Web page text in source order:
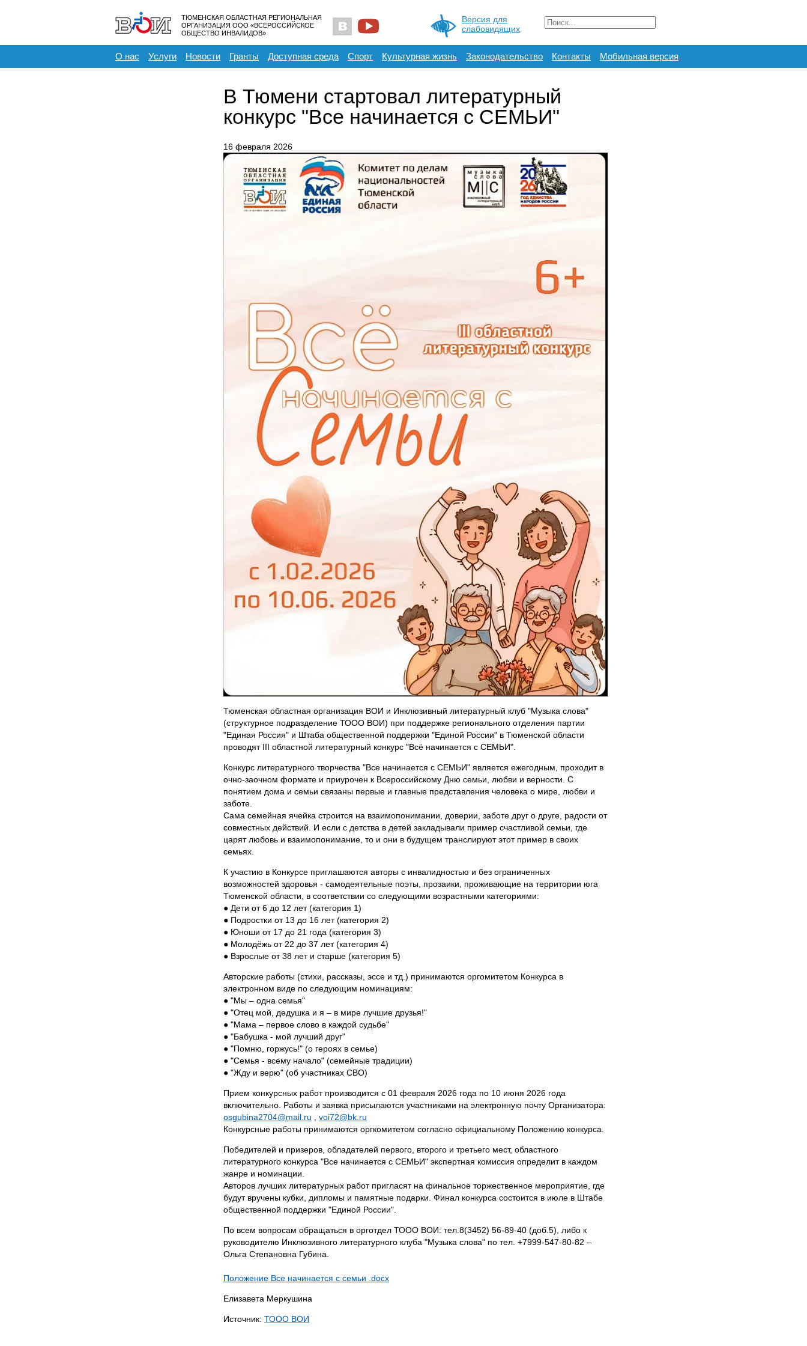
ТЮМЕНСКАЯ ОБЛАСТНАЯ РЕГИОНАЛЬНАЯ
ОРГАНИЗАЦИЯ ООО «ВСЕРОССИЙСКОЕ
ОБЩЕСТВО ИНВАЛИДОВ»
Версия для
слабовидящих
О нас Услуги Новости Гранты Доступная среда Спорт Культурная жизнь Законодательство Контакты Мобильная версия
В Тюмени стартовал литературный
конкурс "Все начинается с СЕМЬИ"
16 февраля 2026
Тюменская областная организация ВОИ и Инклюзивный литературный клуб "Музыка слова"
(структурное подразделение ТООО ВОИ) при поддержке регионального отделения партии
"Единая Россия" и Штаба общественной поддержки "Единой России" в Тюменской области
проводят III областной литературный конкурс "Всё начинается с СЕМЬИ".
Конкурс литературного творчества "Все начинается с СЕМЬИ" является ежегодным, проходит в
очно-заочном формате и приурочен к Всероссийскому Дню семьи, любви и верности. С
понятием дома и семьи связаны первые и главные представления человека о мире, любви и
заботе.
Сама семейная ячейка строится на взаимопонимании, доверии, заботе друг о друге, радости от
совместных действий. И если с детства в детей закладывали пример счастливой семьи, где
царят любовь и взаимопонимание, то и они в будущем транслируют этот пример в своих
семьях.
К участию в Конкурсе приглашаются авторы с инвалидностью и без ограниченных
возможностей здоровья - самодеятельные поэты, прозаики, проживающие на территории юга
Тюменской области, в соответствии со следующими возрастными категориями:
● Дети от 6 до 12 лет (категория 1)
● Подростки от 13 до 16 лет (категория 2)
● Юноши от 17 до 21 года (категория 3)
● Молодёжь от 22 до 37 лет (категория 4)
● Взрослые от 38 лет и старше (категория 5)
Авторские работы (стихи, рассказы, эссе и тд.) принимаются оргомитетом Конкурса в
электронном виде по следующим номинациям:
● "Мы – одна семья"
● "Отец мой, дедушка и я – в мире лучшие друзья!"
● "Мама – первое слово в каждой судьбе"
● "Бабушка - мой лучший друг"
● "Помню, горжусь!" (о героях в семье)
● "Семья - всему начало" (семейные традиции)
● "Жду и верю" (об участниках СВО)
Прием конкурсных работ производится с 01 февраля 2026 года по 10 июня 2026 года
включительно. Работы и заявка присылаются участниками на электронную почту Организатора:
оsgubina2704@mail.ru
voi72@bk.ru
Конкурсные работы принимаются оргкомитетом согласно официальному Положению конкурса.
Победителей и призеров, обладателей первого, второго и третьего мест, областного
литературного конкурса "Все начинается с СЕМЬИ" экспертная комиссия определит в каждом
жанре и номинации.
Авторов лучших литературных работ пригласят на финальное торжественное мероприятие, где
будут вручены кубки, дипломы и памятные подарки. Финал конкурса состоится в июле в Штабе
общественной поддержки "Единой России".
По всем вопросам обращаться в орготдел ТООО ВОИ: тел.8(3452) 56-89-40 (доб.5), либо к
руководителю Инклюзивного литературного клуба "Музыка слова" по тел. +7999-547-80-82 –
Ольга Степановна Губина.
Положение Все начинается с семьи .docx
Елизавета Меркушина
Источник: ТООО ВОИ